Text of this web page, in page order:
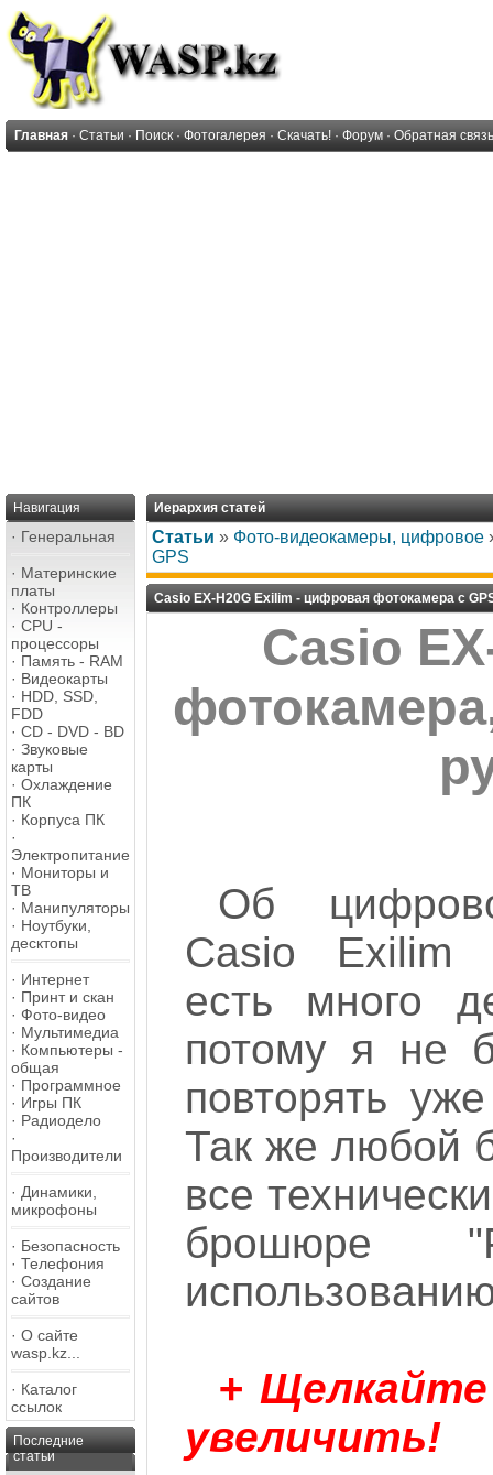
Главная · Статьи · Поиск · Фотогалерея · Скачать! · Форум · Обратная связь
Навигация
· Генеральная
· Материнские
платы
· Контроллеры
· CPU -
процессоры
· Память - RAM
· Видеокарты
· HDD, SSD,
FDD
· CD - DVD - BD
· Звуковые
карты
· Охлаждение
ПК
· Корпуса ПК
·
Электропитание
· Мониторы и
ТВ
· Манипуляторы
· Ноутбуки,
десктопы
· Интернет
· Принт и скан
· Фото-видео
· Мультимедиа
· Компьютеры -
общая
· Программное
· Игры ПК
· Радиодело
·
Производители
· Динамики,
микрофоны
· Безопасность
· Телефония
· Создание
сайтов
· О сайте
wasp.kz...
· Каталог
ссылок
Последние
статьи
Иерархия статей
Статьи » Фото-видеокамеры, цифровое
GPS
Casio EX-H20G Exilim - цифровая фотокамера с
Casio
Об
Casio Exilim
есть много
потому я не
повторять
Так же любой
все
брошюре
+
увеличить!